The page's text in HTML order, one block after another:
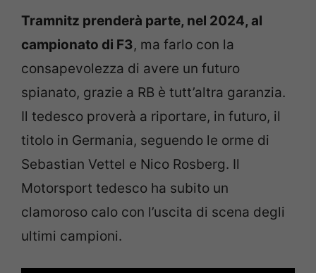
Tramnitz prenderà parte, nel 2024, al
campionato di F3, ma farlo con la
consapevolezza di avere un futuro
spianato, grazie a RB è tutt’altra garanzia.
Il tedesco proverà a riportare, in futuro, il
titolo in Germania, seguendo le orme di
Sebastian Vettel e Nico Rosberg. Il
Motorsport tedesco ha subito un
clamoroso calo con l’uscita di scena degli
ultimi campioni.